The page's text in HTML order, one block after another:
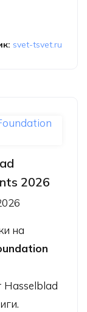
svet-tsvet.ru
2026
на
Hasselblad